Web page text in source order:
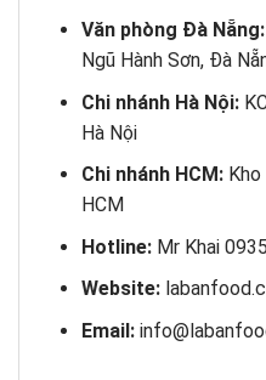
Văn phòng Đà Nẵng:
Ngũ Hành Sơn, Đà
Chi nhánh Hà Nội:
Hà Nội
Chi nhánh HCM:Kho
HCM
Hotline:Mr Khai
Website:
Email: